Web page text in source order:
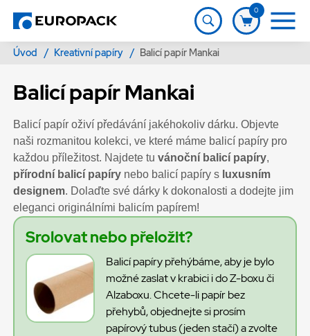
0
Úvod / Kreativní papíry / Balicí papír Mankai
Balicí papír Mankai
Balicí papír oživí předávání jakéhokoliv dárku. Objevte
naši rozmanitou kolekci, ve které máme balicí papíry pro
každou příležitost. Najdete tu vánoční balicí papíry,
přírodní balicí papíry nebo balicí papíry s luxusním
designem. Dolaďte své dárky k dokonalosti a dodejte jim
eleganci originálními balicím papírem!
Srolovat nebo přeložit?
Balicí papíry přehýbáme, aby je bylo
možné zaslat v krabici i do Z-boxu či
Alzaboxu. Chcete-li papír bez
přehybů, objednejte si prosím
papírový tubus (jeden stačí) a zvolte